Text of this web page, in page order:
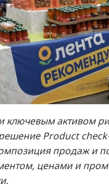
ключевым активом
Product
продаж и
ценами и